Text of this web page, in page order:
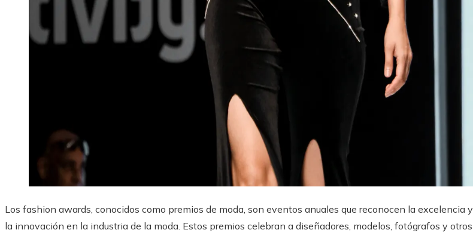
Los fashion awards, conocidos como premios de moda, son eventos anuales que reconocen la excelencia y
la innovación en la industria de la moda. Estos premios celebran a diseñadores, modelos, fotógrafos y otros